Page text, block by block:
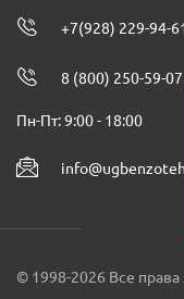
+7(928) 229-94-
8 (800) 250-59-
Пн-Пт: 9:00 - 18:00
© 1998-2026 Все